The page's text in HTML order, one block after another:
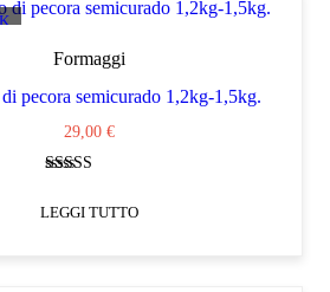
Formaggi
pecora semicurado 1,2kg-1,5kg.
29,00 €
su 5
LEGGI TUTTO